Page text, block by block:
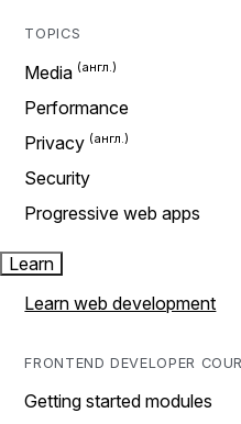
TOPICS
Media
Performance
Privacy
Security
Progressive web apps
Learn
Learn web development
FRONTEND DEVELOPER
Getting started modules